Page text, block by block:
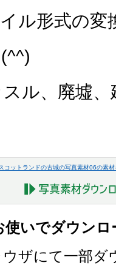
ル形式の変
ル、廃墟
コットランドの古城の写真素材06の素
いでダウンロ
ウザにて一部